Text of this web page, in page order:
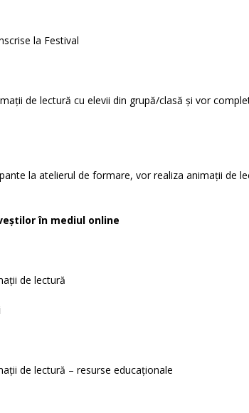
la Festival
de lectură cu elevii din grupă/clasă și vor
la atelierul de formare, vor realiza animații de
în mediul online
de lectură
de lectură – resurse educaționale